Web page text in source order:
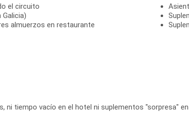
el circuito
almuerzos en restaurante
ni tiempo vacío en el hotel ni suplementos "sorpresa"